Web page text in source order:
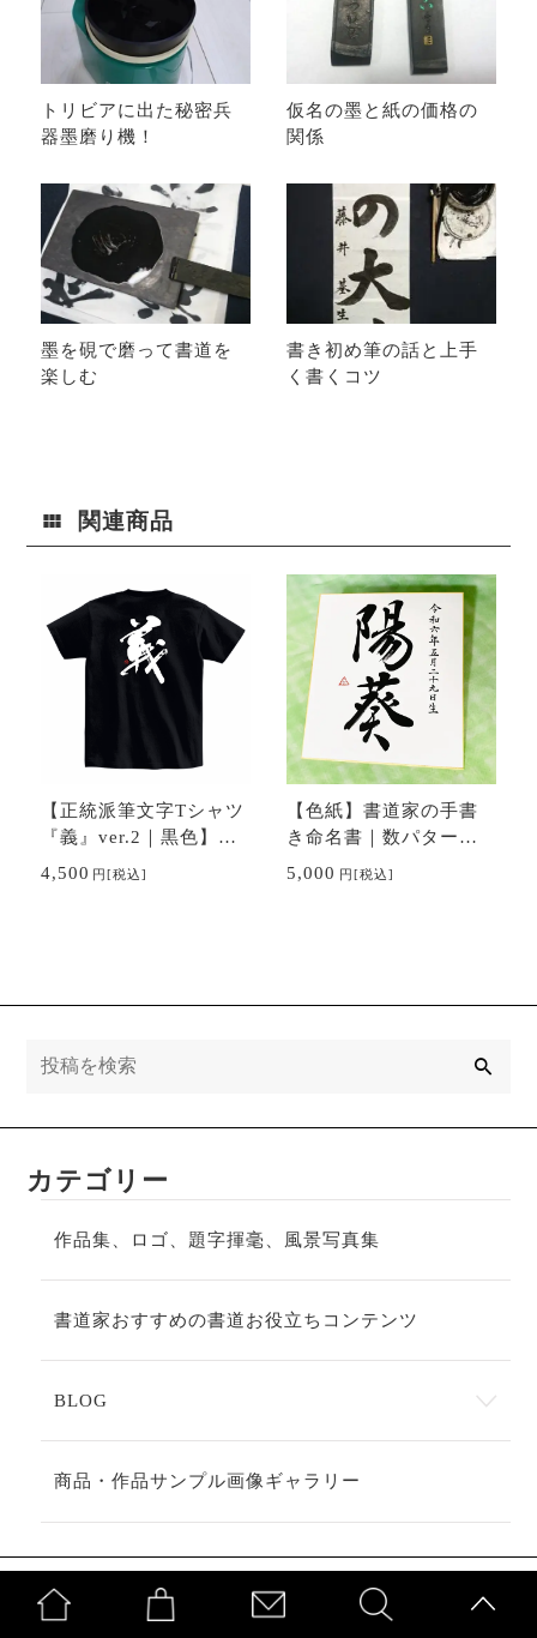
トリビアに出た秘密兵
器墨磨り機！
仮名の墨と紙の価格の
関係
墨を硯で磨って書道を
楽しむ
書き初め筆の話と上手
く書くコツ
関連商品
【正統派筆文字Tシャツ
『義』ver.2｜黒色】―
伝統の書を纏う
4,500 円 [税込]
【色紙】書道家の手書
き命名書｜数パターン
有｜出産祝い、贈り物
5,000 円 [税込]
カテゴリー
作品集、ロゴ、題字揮毫、風景写真集
書道家おすすめの書道お役立ちコンテンツ
BLOG
商品・作品サンプル画像ギャラリー